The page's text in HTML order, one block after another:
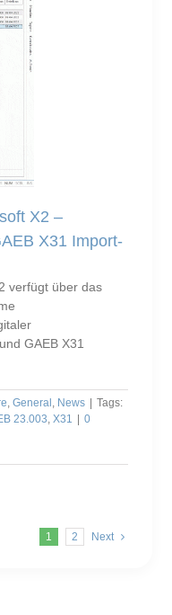
X2 –
X31 Import-
verfügt über das
GAEB X31
,General , News
Tags:
23.003,X31
0
1 2 Next